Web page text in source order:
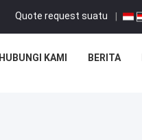
Quote request suatu |
HUBUNGI KAMI BERITA